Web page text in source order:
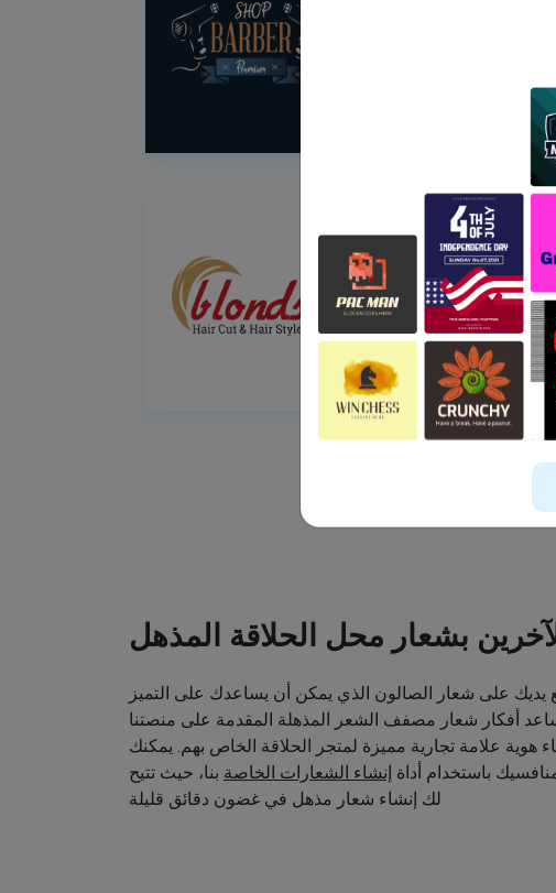
بشعار محل الحلاقة المذهل
على شعار الصالون الذي يمكن أن يساعدك على التميز
أفكار شعار مصفف الشعر المذهلة المقدمة على منصتنا
هوية علامة تجارية مميزة لمتجر الحلاقة الخاص بهم. يمكنك
باستخدام أداة إنشاء الشعارات الخاصة بنا، حيث تتيح
لك إنشاء شعار مذهل في غضون دقائق قليلة